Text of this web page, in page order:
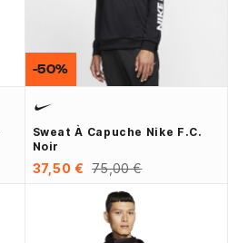
Sweat À Capuche Nike F.C.
Noir
37,50 € 75,00 €
-50%